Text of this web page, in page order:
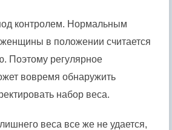
контролем. Нормальным
в положении считается
Поэтому регулярное
вовремя обнаружить
набор веса.
веса все же не удается,